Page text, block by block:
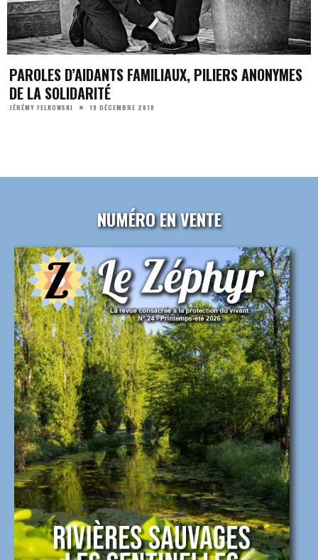
PAROLES D’AIDANTS FAMILIAUX, PILIERS ANONYMES
DE LA SOLIDARITÉ
JÉRÉMY FELKOWSKI 19 DÉCEMBRE 2018
NUMÉRO EN VENTE